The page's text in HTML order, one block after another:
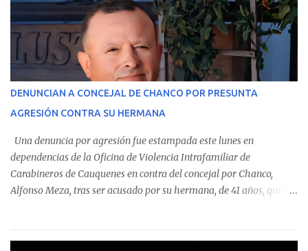
custodian fondos públicos— efectuaron transacciones por un
monto total de $116.075.918 entre enero de 2024 y junio de 2025.
En el detalle regional, se indica que en la comuna de Cauquenes se
identificó a cuatro funcionarios involucrados en este tipo de
operaciones. Asimismo, se precisa que uno de los casos
corresponde a un funcionario de la Municipalidad de Chanco,
detectaron incumplimientos a la normativa vigente. El informe
precisa que la mayor cantidad de dinero apostado se registró en
Talca, donde...
DENUNCIAN A CONCEJAL DE CHANCO POR PRESUNTA
AGRESIÓN CONTRA SU HERMANA
Una denuncia por agresión fue estampada este lunes en
dependencias de la Oficina de Violencia Intrafamiliar de
Carabineros de Cauquenes en contra del concejal por Chanco,
Alfonso Meza, tras ser acusado por su hermana, de 41 años, quien
relató que los hechos ocurrieron cerca de las 11:30 horas en el